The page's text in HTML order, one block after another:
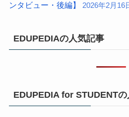
ンタビュー・後編】
2026年2月16
EDUPEDIAの人気記事
EDUPEDIA for STUDENT